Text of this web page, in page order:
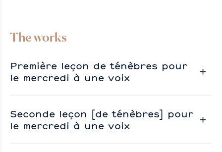
The works
Première leçon de ténèbres pour
le mercredi à une voix
Seconde leçon [de ténèbres] pour
le mercredi à une voix